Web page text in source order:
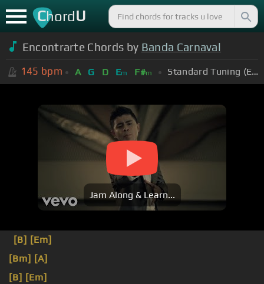
ChordU
Encontrarte Chords by Banda Carnaval
145 bpm A G D Em F#m Standard Tuning (EADGBE)
Jam Along & Learn...
[B] [Em]
[Bm] [A]
[B] [Em]